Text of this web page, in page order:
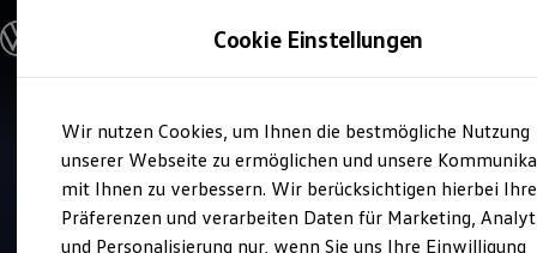
Hauptinhalt
springen
Footer
springen
Modelle & Konfigurator
Nutzfahrzeugkategorien entdecken
Modelle konfigurieren
Vorgängermodelle und Oldtimer
Vorgängermodelle
Oldtimer
Bulli Historie
Branchenlösungen & Gewerbekunden
Umbaulösungen und Hersteller finden
Service
G und S Automobile
4.7| 54 Bewertungen
Cookie Einstellungen
Wir nutzen Cookies, um Ihnen die bestmögliche Nutzung
unserer Webseite zu ermöglichen und unsere
mit Ihnen zu verbessern. Wir berücksichtigen hierbei Ihre
Präferenzen und verarbeiten Daten für Marketing,
und Personalisierung nur, wenn Sie uns Ihre Einwilligung